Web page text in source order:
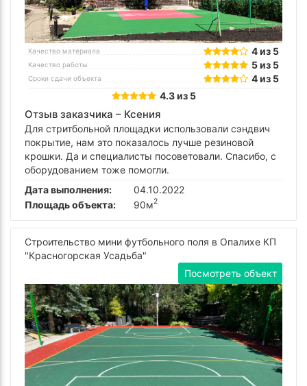
Качество материала 4 из 5
Качество работы 5 из 5
Сроки сдачи объекта
4 из 5
4.3 из 5
Отзыв заказчика – Ксения
Для стритбольной площадки использовали сэндвич
покрытие, нам это показалось лучше резиновой
крошки. Да и специалисты посоветовали. Спасибо, с
оборудованием тоже помогли.
Дата выполнения:
04.10.2022
Площадь объекта:
90м2
Строительство мини футбольного поля в Опалихе КП
"Красногорская Усадьба"
Посмотреть объект